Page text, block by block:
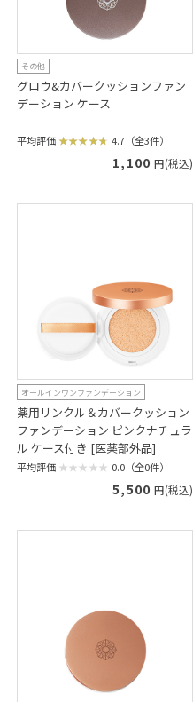
その他
グロウ&カバークッションファン
デーション ケース
平均評価 4.7（全3件）
1,100 円(税込)
オールインワンファンデーション
薬用リンクル＆カバークッション
ファンデーション ピンクナチュラ
ル ケース付き [医薬部外品]
平均評価 0.0（全0件）
5,500 円(税込)